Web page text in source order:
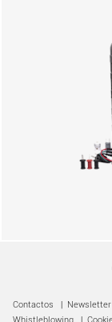
Contactos | Newsletter